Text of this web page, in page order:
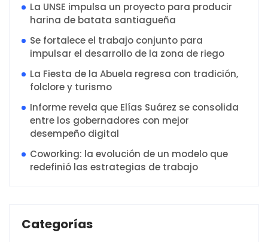
La UNSE impulsa un proyecto para producir
harina de batata santiagueña
Se fortalece el trabajo conjunto para
impulsar el desarrollo de la zona de riego
La Fiesta de la Abuela regresa con tradición,
folclore y turismo
Informe revela que Elías Suárez se consolida
entre los gobernadores con mejor
desempeño digital
Coworking: la evolución de un modelo que
redefinió las estrategias de trabajo
Categorías